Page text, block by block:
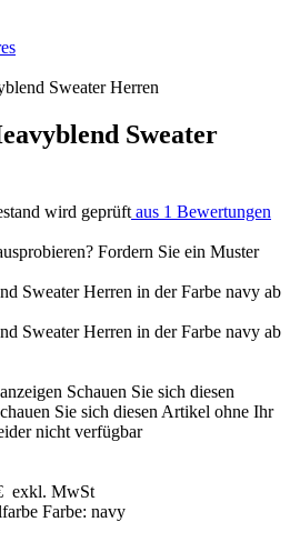
Sweater Herren
Sweater
wird geprüft aus 1 Bewertungen
Fordern Sie ein Muster
Schauen Sie sich diesen
Sie sich diesen Artikel ohne Ihr
nicht verfügbar
exkl. MwSt
Farbe: navy